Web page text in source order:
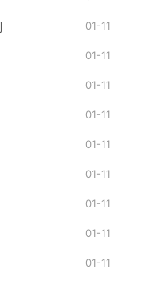
01-11
01-11
01-11
01-11
01-11
01-11
01-11
01-11
01-11